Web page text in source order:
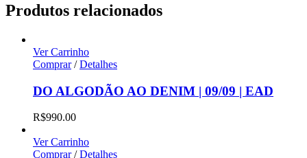
Produtos relacionados
Ver Carrinho
Comprar/ Detalhes
DO ALGODÃO AO DENIM | 09/09 | EAD
R$990.00
Ver Carrinho
Comprar/ Detalhes